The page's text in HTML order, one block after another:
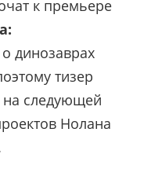
к премьере
динозаврах
тизер
следующей
Нолана